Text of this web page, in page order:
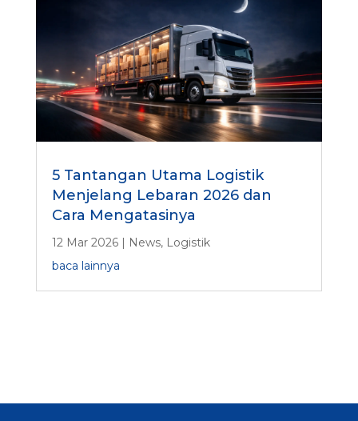
5 Tantangan Utama Logistik
Menjelang Lebaran 2026 dan
Cara Mengatasinya
12 Mar 2026| News, Logistik
baca lainnya